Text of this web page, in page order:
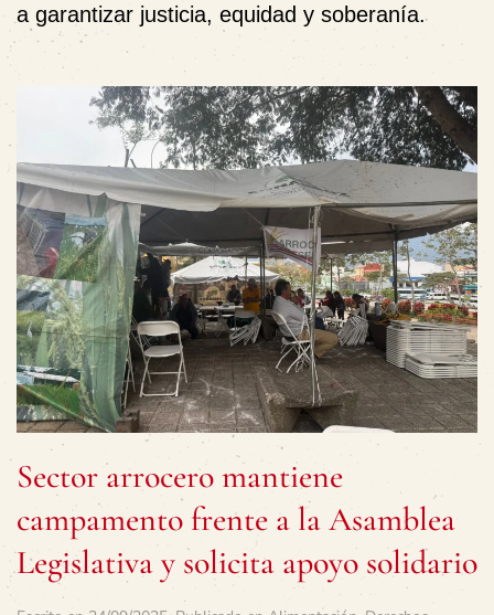
a garantizar justicia, equidad y soberanía.
Sector arrocero mantiene
campamento frente a la Asamblea
Legislativa y solicita apoyo solidario